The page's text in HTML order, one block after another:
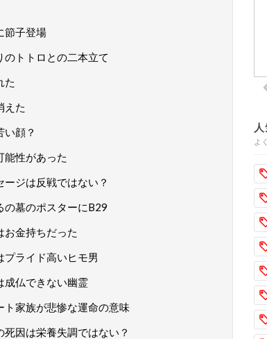
節子登場
トトロとの二本立て
た
えた
顔？
性があった
ジは反戦ではない？
墓のポスターにB29
金持ちだった
ライド高いヒモ男
仏できない幽霊
家族が悲惨な運命の意味
因は栄養失調ではない？
よ